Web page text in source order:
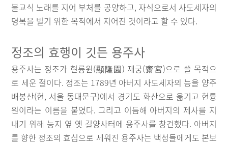
불교식 노래를 지어 부처를 공양하고, 자식으로서 사도세자의
명복을 빌기 위한 목적에서 지어진 것이라고 할 수 있다.
정조의 효행이 깃든 용주사
용주사는 정조가 현륭원(顯隆園) 재궁(齋宮)으로 쓸 목적으
로 세운 절이다. 정조는 1789년 아버지 사도세자의 능을 양주
배봉산(현, 서울 동대문구)에서 경기도 화산으로 옮기고 현륭
원이라는 이름을 붙였다. 그리고 이듬해 아버지의 제사를 지
내기 위해 능지 옆 옛 길양사터에 용주사를 창건했다. 아버지
를 향한 정조의 효심으로 세워진 용주사는 백성들에게도 본보